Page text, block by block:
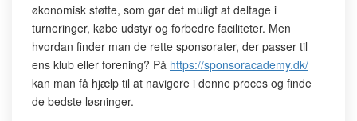
økonomisk støtte, som gør det muligt at deltage i
turneringer, købe udstyr og forbedre faciliteter. Men
hvordan finder man de rette sponsorater, der passer til
ens klub eller forening? På https://sponsoracademy.dk/
kan man få hjælp til at navigere i denne proces og finde
de bedste løsninger.